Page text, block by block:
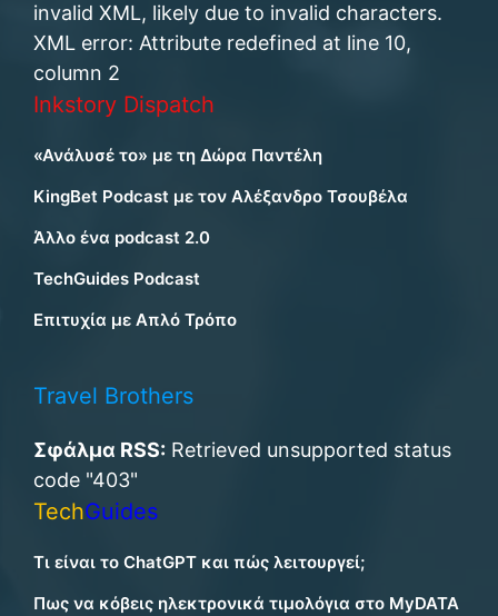
invalid XML, likely due to invalid characters.
XML error: Attribute redefined at line 10,
column 2
Inkstory Dispatch
«Ανάλυσέ το» με τη Δώρα Παντέλη
KingBet Podcast με τον Αλέξανδρο Τσουβέλα
Άλλο ένα podcast 2.0
TechGuides Podcast
Επιτυχία με Απλό Τρόπο
Travel Brothers
Σφάλμα RSS: Retrieved unsupported status
code "403"
TechGuides
Τι είναι το ChatGPT και πώς λειτουργεί;
Πως να κόβεις ηλεκτρονικά τιμολόγια στο MyDATA